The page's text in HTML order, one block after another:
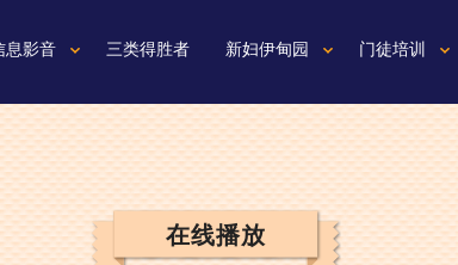
息影音 三类得胜者 新妇伊甸园 门徒培训
在线播放